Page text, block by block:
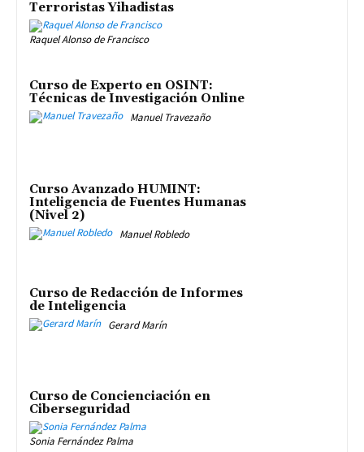
Terroristas Yihadistas
Raquel Alonso de Francisco
Curso de Experto en OSINT:
Técnicas de Investigación Online
Manuel Travezaño
Curso Avanzado HUMINT:
Inteligencia de Fuentes Humanas
(Nivel 2)
Manuel Robledo
Curso de Redacción de Informes
de Inteligencia
Gerard Marín
Curso de Concienciación en
Ciberseguridad
Sonia Fernández Palma